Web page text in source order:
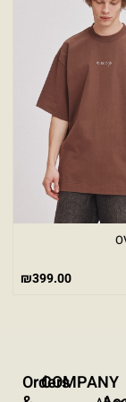
₪399.00
Orders
COMPANY